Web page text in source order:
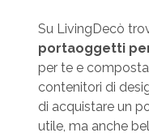
Su LivingDecò
portaoggetti
per te e
contenitori di
di acquistare un
utile, ma anche